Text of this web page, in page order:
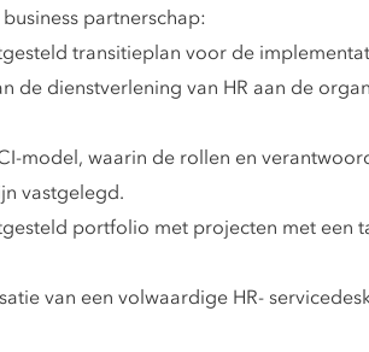
partnerschap:
transitieplan voor de
de dienstverlening van HR aan de
model, waarin de rollen en
vastgelegd.
portfolio met projecten met een
van een volwaardige HR-